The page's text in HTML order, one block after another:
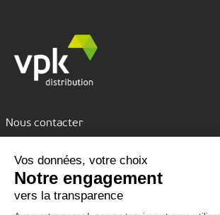
Nous contacter
Nous découvrir